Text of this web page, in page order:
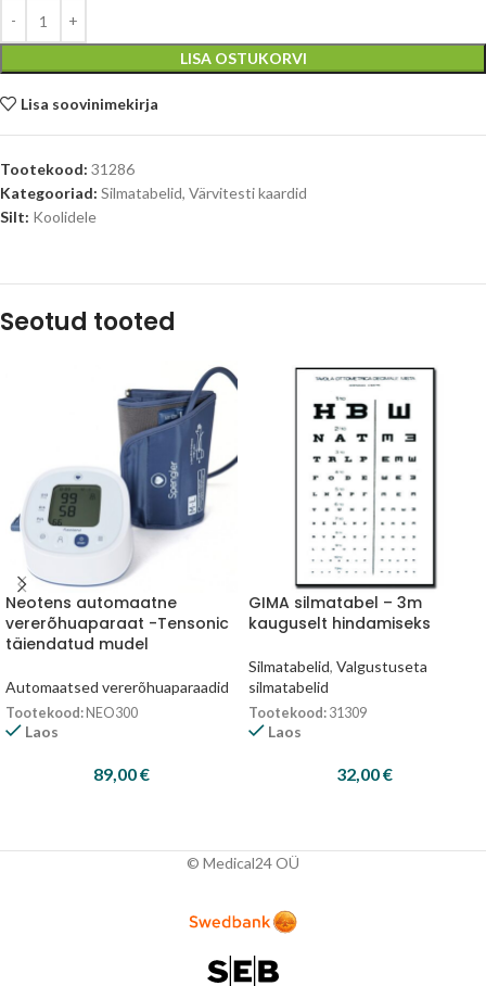
LISA OSTUKORVI
Lisa soovinimekirja
Tootekood: 31286
Kategooriad: Silmatabelid, Värvitesti kaardid
Silt: Koolidele
Seotud tooted
Neotens automaatne
vererõhuaparaat -Tensonic
täiendatud mudel
Automaatsed vererõhuaparaadid
Tootekood: NEO300
Laos
89,00€
GIMA silmatabel – 3m
kauguselt hindamiseks
Silmatabelid, Valgustuseta
silmatabelid
Tootekood: 31309
Laos
32,00€
© Medical24 OÜ